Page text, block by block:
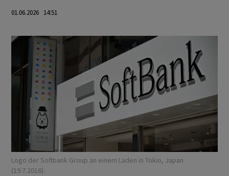
01.06.2026 14:51
Logo der Softbank Group an einem Laden in Tokio, Japan
(19.7.2016).